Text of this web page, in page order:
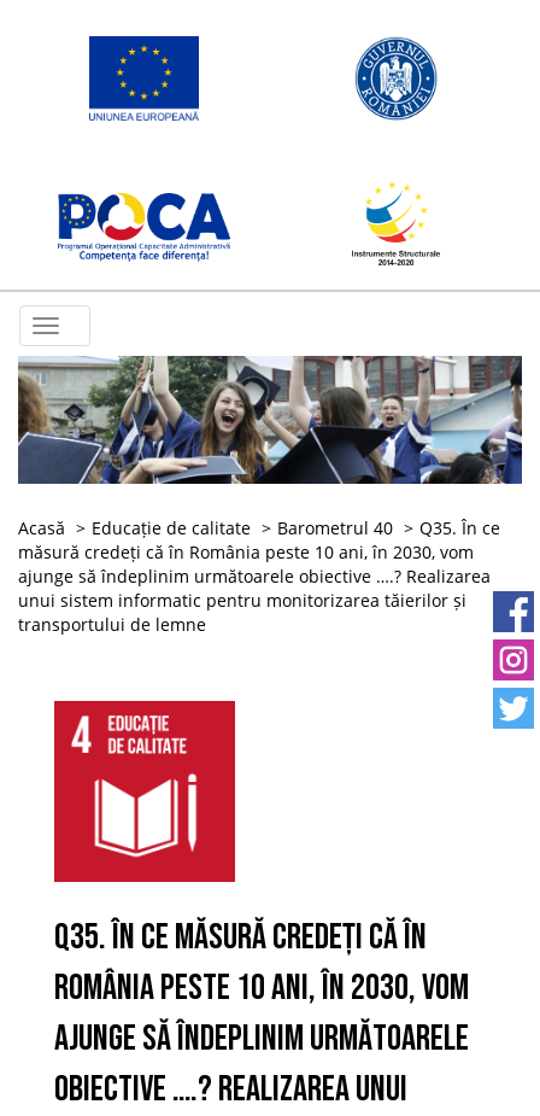
Toggle
navigation
Acasă Educație de calitate Barometrul 40
Q35. În ce
măsură credeți că în România peste 10 ani, în 2030, vom
ajunge să îndeplinim următoarele obiective ….? Realizarea
unui sistem informatic pentru monitorizarea tăierilor și
transportului de lemne
Q35. În ce măsură credeți că în
România peste 10 ani, în 2030, vom
ajunge să îndeplinim următoarele
obiective ….? Realizarea unui